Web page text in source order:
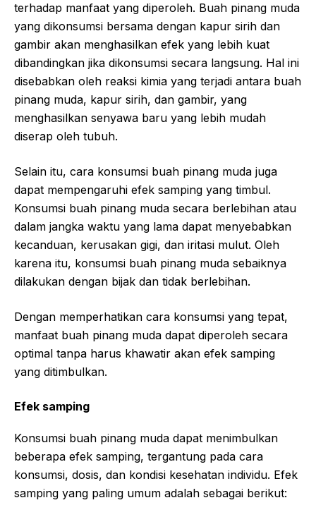
terhadap manfaat yang diperoleh. Buah pinang muda
yang dikonsumsi bersama dengan kapur sirih dan
gambir akan menghasilkan efek yang lebih kuat
dibandingkan jika dikonsumsi secara langsung. Hal ini
disebabkan oleh reaksi kimia yang terjadi antara buah
pinang muda, kapur sirih, dan gambir, yang
menghasilkan senyawa baru yang lebih mudah
diserap oleh tubuh.
Selain itu, cara konsumsi buah pinang muda juga
dapat mempengaruhi efek samping yang timbul.
Konsumsi buah pinang muda secara berlebihan atau
dalam jangka waktu yang lama dapat menyebabkan
kecanduan, kerusakan gigi, dan iritasi mulut. Oleh
karena itu, konsumsi buah pinang muda sebaiknya
dilakukan dengan bijak dan tidak berlebihan.
Dengan memperhatikan cara konsumsi yang tepat,
manfaat buah pinang muda dapat diperoleh secara
optimal tanpa harus khawatir akan efek samping
yang ditimbulkan.
Efek samping
Konsumsi buah pinang muda dapat menimbulkan
beberapa efek samping, tergantung pada cara
konsumsi, dosis, dan kondisi kesehatan individu. Efek
samping yang paling umum adalah sebagai berikut: